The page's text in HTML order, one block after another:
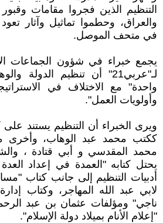
التنظيم الذين فجروا مقامات
والعراق، وحطموا تماثيل وآثار
في متحف الموصل.
يجمع خبراء في شؤون الجماعات
لـ"عربي21" أن تنظيم الدولة
واحدة" مع الاختلاف في
وأولويات العمل".
ويرى الخبراء أن التنظيم يستند
ككتب محمد عبد الوهاب، وأخرى
محمد المقدسي و أبي قتادة ،
يحتل كتابه "العمدة في إعداد
أدبيات التنظيم إلى جانب كتاب
لابي عبد الله المهاجر، وكتاب
ناجي" ومؤلفات عثمان بن عبد
"إعلام الأنام بميلاد دولة الإسلام".